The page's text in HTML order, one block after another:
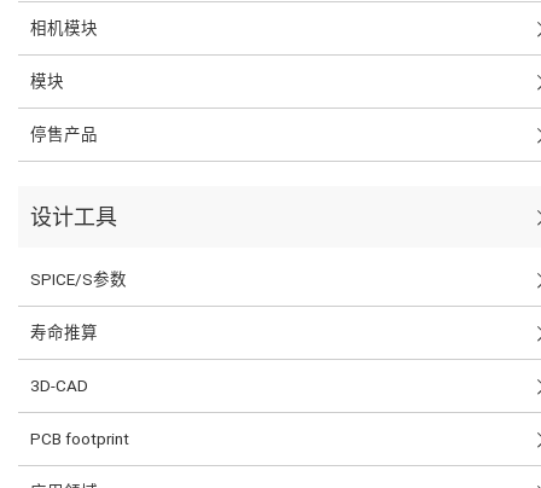
相机模块
模块
停售产品
设计工具
SPICE/S参数
寿命推算
3D-CAD
PCB footprint